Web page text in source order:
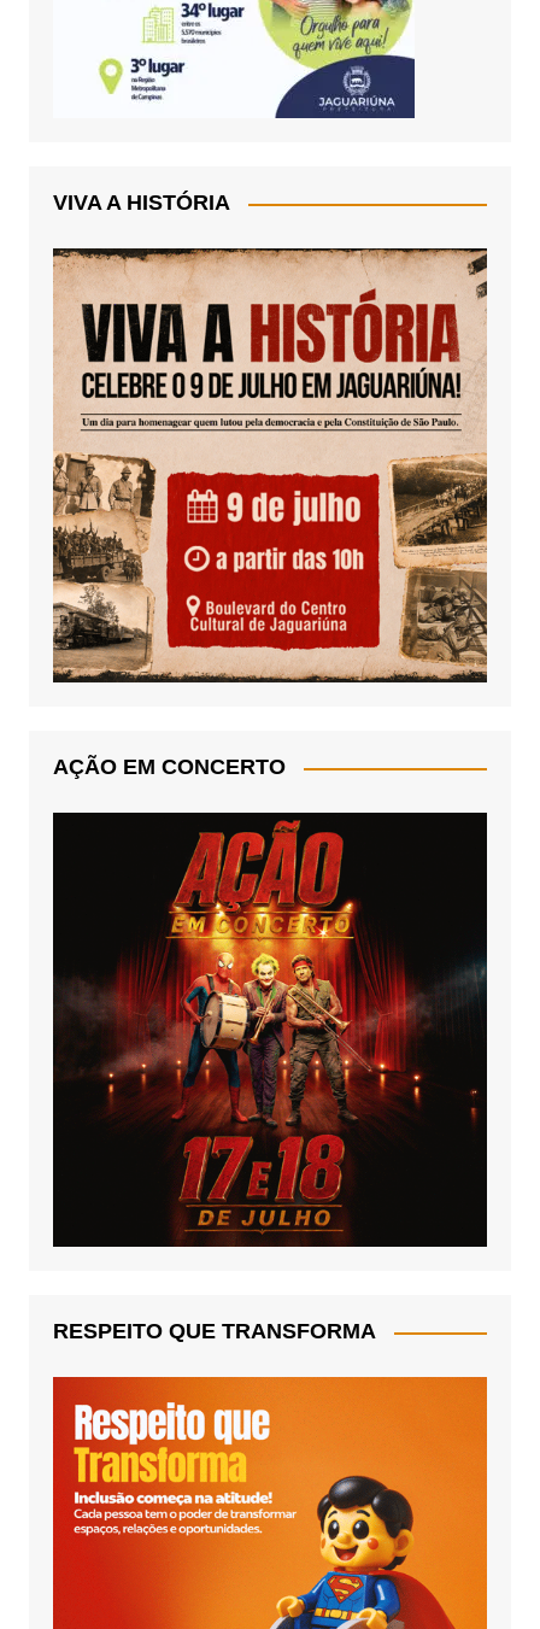
VIVA A HISTÓRIA
AÇÃO EM CONCERTO
RESPEITO QUE TRANSFORMA